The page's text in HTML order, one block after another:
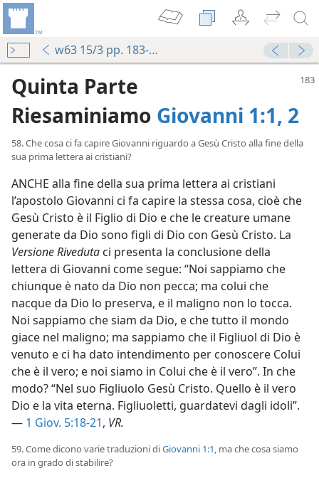
w63 15/3 pp. 183-189
Quinta Parte
Riesaminiamo Giovanni 1:1, 2
58. Che cosa ci fa capire Giovanni riguardo a Gesù Cristo alla fine della
sua prima lettera ai cristiani?
ANCHE alla fine della sua prima lettera ai cristiani
l’apostolo Giovanni ci fa capire la stessa cosa, cioè che
Gesù Cristo è il Figlio di Dio e che le creature umane
generate da Dio sono figli di Dio con Gesù Cristo. La
Versione Riveduta ci presenta la conclusione della
lettera di Giovanni come segue: “Noi sappiamo che
chiunque è nato da Dio non pecca; ma colui che
nacque da Dio lo preserva, e il maligno non lo tocca.
Noi sappiamo che siam da Dio, e che tutto il mondo
giace nel maligno; ma sappiamo che il Figliuol di Dio è
venuto e ci ha dato intendimento per conoscere Colui
che è il vero; e noi siamo in Colui che è il vero”. In che
modo? “Nel suo Figliuolo Gesù Cristo. Quello è il vero
Dio e la vita eterna. Figliuoletti, guardatevi dagli idoli”.
— 1 Giov. 5:18-21, VR.
59. Come dicono varie traduzioni diGiovanni 1:1, ma che cosa siamo
ora in grado di stabilire?